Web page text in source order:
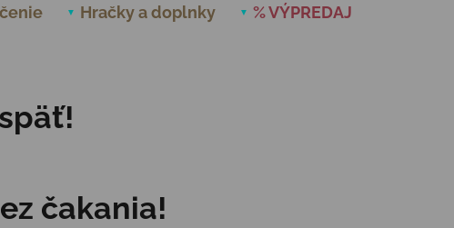
Hračky a doplnky % VÝPREDAJ
čakania!